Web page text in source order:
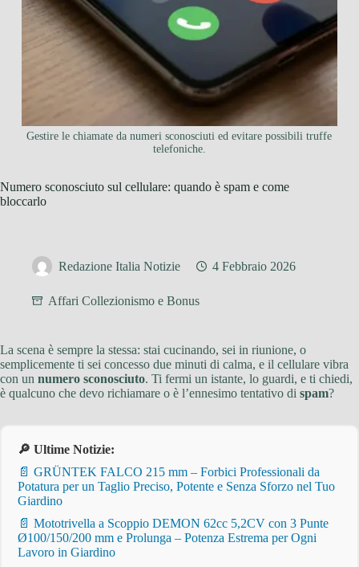
Gestire le chiamate da numeri sconosciuti ed evitare possibili truffe
telefoniche.
Numero sconosciuto sul cellulare: quando è spam e come
bloccarlo
Redazione Italia Notizie 4 Febbraio 2026
Affari Collezionismo e Bonus
La scena è sempre la stessa: stai cucinando, sei in riunione, o
semplicemente ti sei concesso due minuti di calma, e il cellulare vibra
con un numero sconosciuto. Ti fermi un istante, lo guardi, e ti chiedi,
è qualcuno che devo richiamare o è l’ennesimo tentativo di spam?
🔎 Ultime Notizie:
📄 GRÜNTEK FALCO 215 mm – Forbici Professionali da
Potatura per un Taglio Preciso, Potente e Senza Sforzo nel Tuo
Giardino
📄 Mototrivella a Scoppio DEMON 62cc 5,2CV con 3 Punte
Ø100/150/200 mm e Prolunga – Potenza Estrema per Ogni
Lavoro in Giardino